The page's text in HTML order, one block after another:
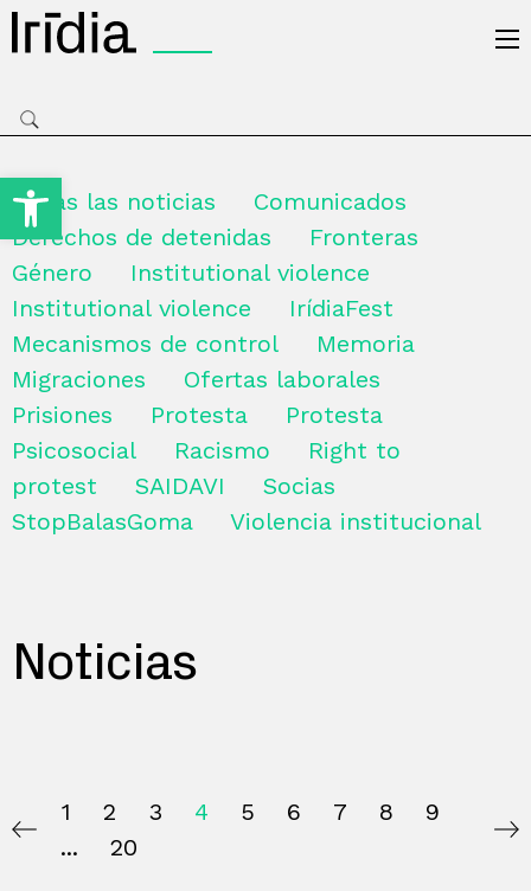
Open toolbar
Todas las noticias
Comunicados
Derechos de detenidas
Fronteras
Género
Institutional violence
Institutional violence
IrídiaFest
Mecanismos de control
Memoria
Migraciones
Ofertas laborales
Prisiones
Protesta
Protesta
Psicosocial
Racismo
Right to
protest
SAIDAVI
Socias
StopBalasGoma
Violencia institucional
Noticias
1 2 3 4 5 6 7 8
9
20